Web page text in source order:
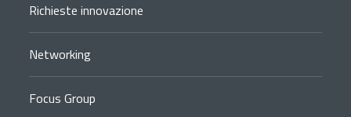
Richieste innovazione
Networking
Focus Group